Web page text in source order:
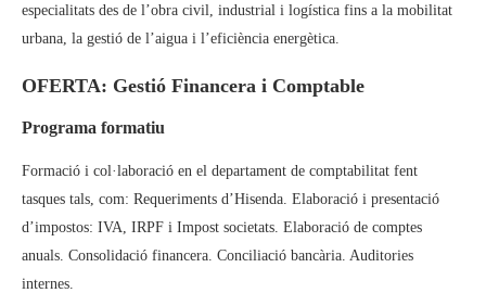
especialitats des de l’obra civil, industrial i logística fins a la mobilitat
urbana, la gestió de l’aigua i l’eficiència energètica.
OFERTA: Gestió Financera i Comptable
Programa formatiu
Formació i col·laboració en el departament de comptabilitat fent
tasques tals, com: Requeriments d’Hisenda. Elaboració i presentació
d’impostos: IVA, IRPF i Impost societats. Elaboració de comptes
anuals. Consolidació financera. Conciliació bancària. Auditories
internes.